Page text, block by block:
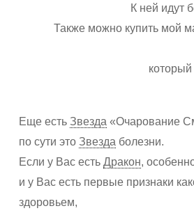
К ней идут
Также можно купить мой
который
Еще есть Звезда «Очарование
по сути это Звезда болезни.
Если у Вас есть Дракон,
и у Вас есть первые признаки
здоровьем,